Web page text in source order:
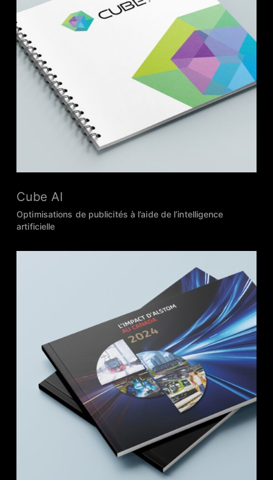
Cube AI
Optimisations de publicités à l’aide de l’intelligence
artificielle